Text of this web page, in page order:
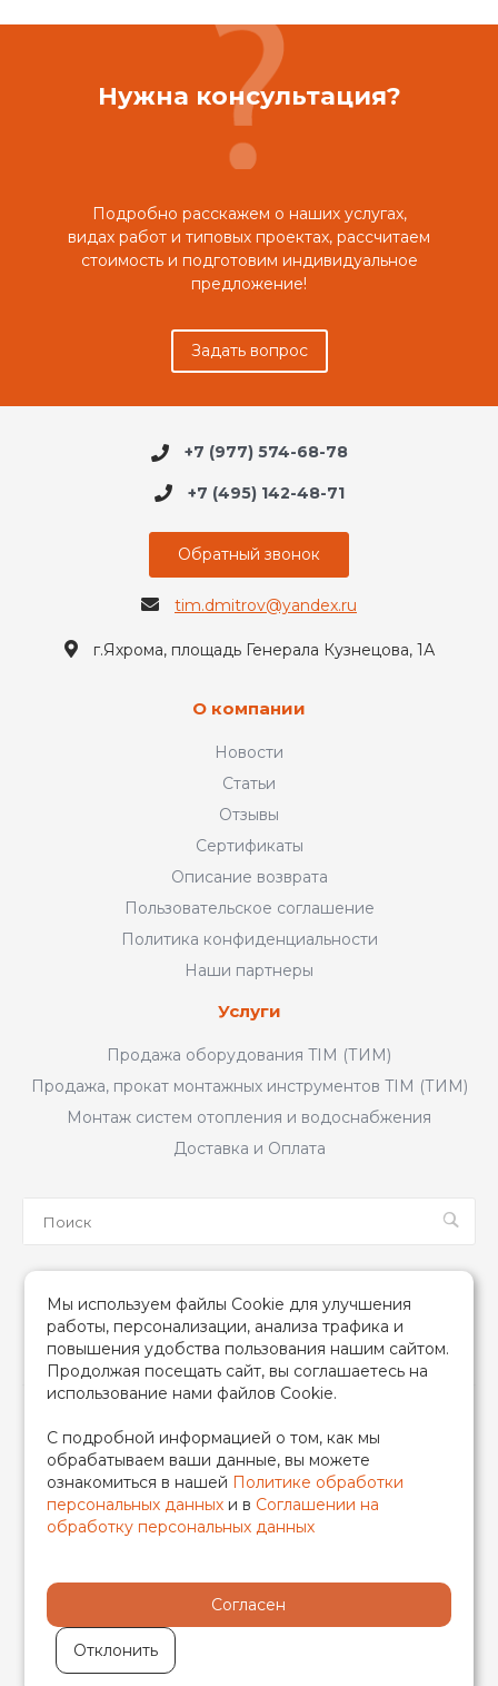
Нужна консультация?
Подробно расскажем о наших услугах,
видах работ и типовых проектах, рассчитаем
стоимость и подготовим индивидуальное
предложение!
Задать вопрос
+7 (977) 574-68-78
+7 (495) 142-48-71
Обратный звонок
tim.dmitrov@yandex.ru
г.Яхрома, площадь Генерала Кузнецова, 1А
О компании
Новости
Статьи
Отзывы
Сертификаты
Описание возврата
Пользовательское соглашение
Политика конфиденциальности
Наши партнеры
Услуги
Продажа оборудования TIM (ТИМ)
Продажа, прокат монтажных инструментов TIM (ТИМ)
Монтаж систем отопления и водоснабжения
Доставка и Оплата
2026 © TIM (ТИМ) Инженерная сантехника, Все права
защищены
ИП Гончаренко Надежда Николаевна
500708528433/319500700011740
Мы используем файлы Cookie для улучшения
работы, персонализации, анализа трафика и
повышения удобства пользования нашим сайтом.
Продолжая посещать сайт, вы соглашаетесь на
использование нами файлов Cookie.
С подробной информацией о том, как мы
обрабатываем ваши данные, вы можете
ознакомиться в нашей Политике обработки
персональных данных и в Соглашении на
обработку персональных данных
Согласен
Отклонить